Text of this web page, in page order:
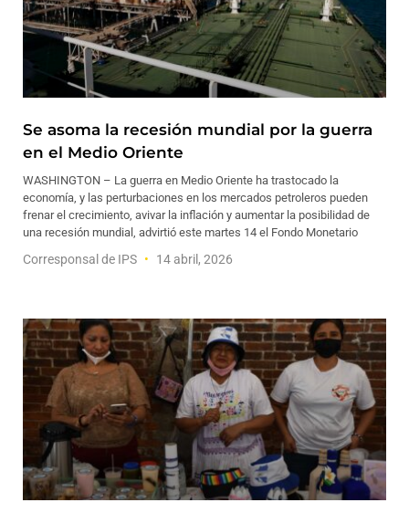
Se asoma la recesión mundial por la guerra
en el Medio Oriente
WASHINGTON – La guerra en Medio Oriente ha trastocado la
economía, y las perturbaciones en los mercados petroleros pueden
frenar el crecimiento, avivar la inflación y aumentar la posibilidad de
una recesión mundial, advirtió este martes 14 el Fondo Monetario
Corresponsal de IPS 14 abril, 2026